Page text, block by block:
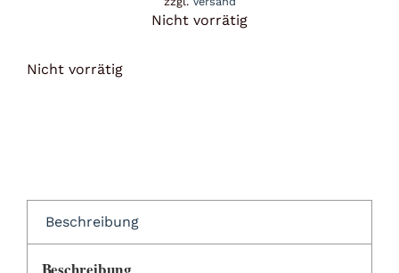
Nicht vorrätig
Nicht vorrätig
Beschreibung
Beschreibung